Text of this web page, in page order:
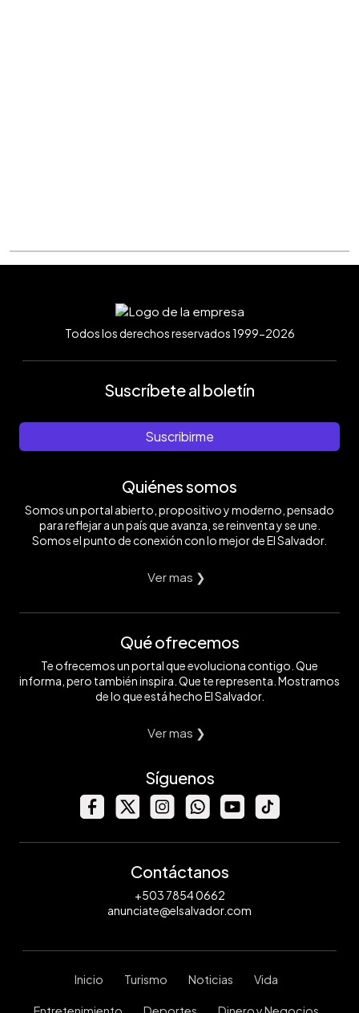
Todos los derechos reservados 1999-2026
Suscríbete al boletín
Suscribirme
Quiénes somos
Somos un portal abierto, propositivo y moderno, pensado
para reflejar a un país que avanza, se reinventa y se une.
Somos el punto de conexión con lo mejor de El Salvador.
Ver mas ❯
Qué ofrecemos
Te ofrecemos un portal que evoluciona contigo. Que
informa, pero también inspira. Que te representa. Mostramos
de lo que está hecho El Salvador.
Ver mas ❯
Síguenos
Contáctanos
+503 7854 0662
anunciate@elsalvador.com
Inicio Turismo Noticias Vida